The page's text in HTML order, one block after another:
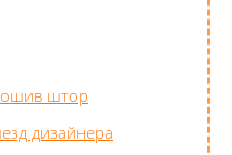
штор
дизайнера